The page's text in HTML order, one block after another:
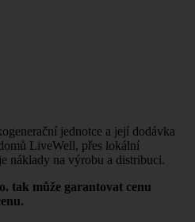
jednotce a její dodávka
LiveWell, přes lokální
náklady na výrobu a distribuci.
tak může garantovat cenu